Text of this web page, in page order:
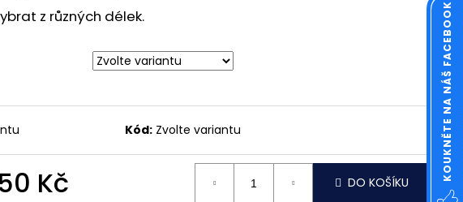
z různých délek.
Kód: Zvolte variantu
Kč DO KOŠÍKU
0,10 Kč
KOUKNĚTE NA NÁŠ FACEBOOK